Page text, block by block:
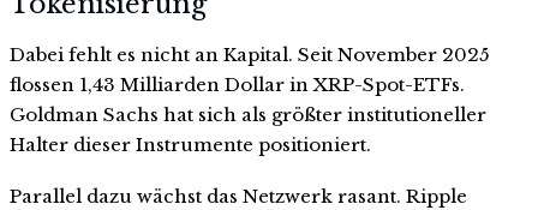
Dabei fehlt es nicht an Kapital. Seit November 2025
flossen 1,43 Milliarden Dollar in XRP-Spot-ETFs.
Goldman Sachs hat sich als größter institutioneller
Halter dieser Instrumente positioniert.
Parallel dazu wächst das Netzwerk rasant. Ripple